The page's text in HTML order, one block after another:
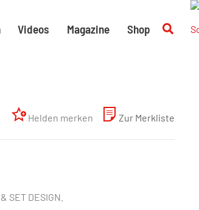
Videos Magazine Shop Suchen
Helden merken Zur Merkliste
SET DESIGN.